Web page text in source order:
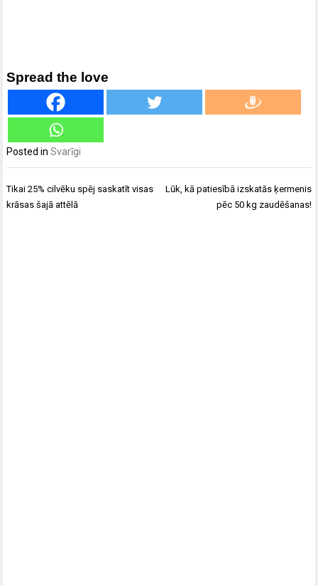
Spread the love
Posted inSvarīgi
Ziņu
izvēlne
Tikai 25% cilvēku spēj saskatīt visas
krāsas šajā attēlā
Lūk, kā patiesībā izskatās ķermenis
pēc 50 kg zaudēšanas!